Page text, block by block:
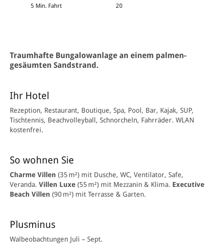
5 Min. Fahrt 20
Traumhafte Bungalowanlage an einem palmen­
gesäumten Sandstrand.
Ihr Hotel
Rezeption, Restaurant, Boutique, Spa, Pool, Bar, Kajak, SUP,
Tischtennis, Beachvolleyball, Schnorcheln, Fahrräder. WLAN
kostenfrei.
So wohnen Sie
Charme Villen (35 m²) mit Dusche, WC, Ventilator, Safe,
Veranda. Villen Luxe (55 m²) mit Mezzanin & Klima. Executive
Beach Villen (90 m²) mit Terrasse & Garten.
Plusminus
Walbeobachtungen Juli – Sept.